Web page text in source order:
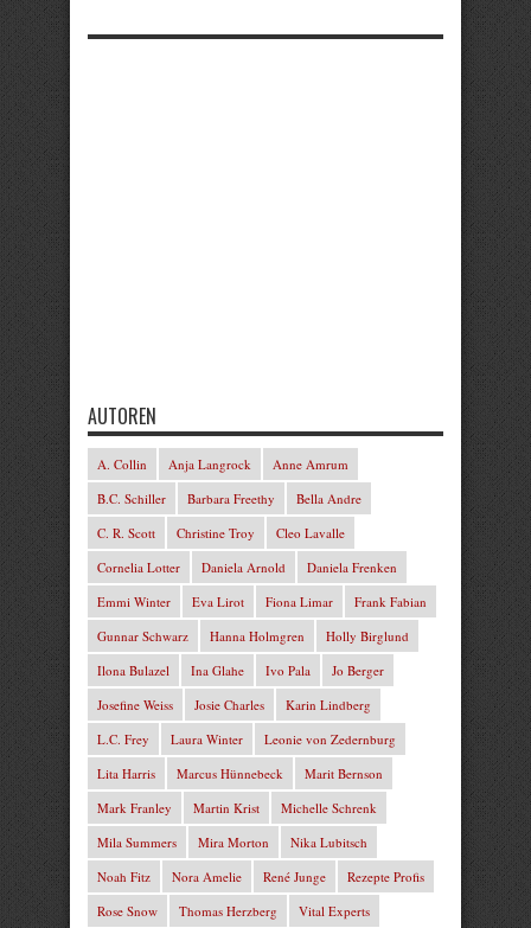
AUTOREN
A. Collin Anja Langrock
Anne Amrum
B.C. Schiller
Barbara Freethy
Bella Andre
C. R. Scott
Christine Troy
Cleo Lavalle
Cornelia Lotter
Daniela Arnold
Daniela Frenken
Emmi Winter
Eva Lirot Fiona Limar
Frank Fabian
Gunnar Schwarz
Hanna Holmgren
Holly Birglund
Ilona Bulazel
Ina Glahe Ivo Pala
Jo Berger
Josefine Weiss
Josie Charles
Karin Lindberg
L.C. Frey
Laura Winter
Leonie von Zedernburg
Lita Harris
Marcus Hünnebeck
Marit Bernson
Mark Franley
Martin Krist
Michelle Schrenk
Mila Summers
Mira Morton
Nika Lubitsch
Noah Fitz
Nora Amelie René Junge
Rezepte Profis
Rose Snow
Thomas Herzberg Vital Experts